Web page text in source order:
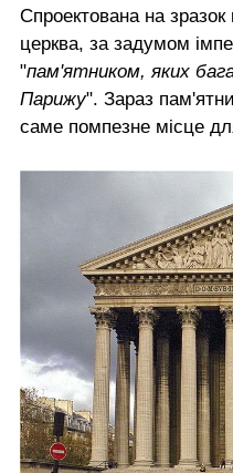
Спроектована на зразок
церква, за задумом
"пам'ятником, яких
Парижу". Зараз
саме помпезне місце